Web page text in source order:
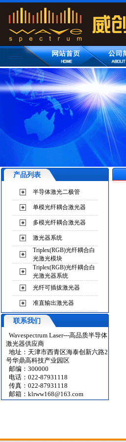
产品列表
半导体激光二极管
单模光纤耦合激光器
多模光纤耦合激光器
激光器系统
Triplex(RGB)光纤耦合白
光激光模块
Triplex(RGB)光纤耦合白
光激光器系统
光纤可插拔激光器
准直输出激光器
联系我们
Wavespectrum Laser---高品质半导体
激光器供应商
地址：天津市西青区海泰创新六路2
号华鼎高科技产业园区
邮编：300000
电话：022-87931118
传真：022-87931118
邮箱： klrww168@163.com